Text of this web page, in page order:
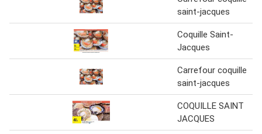
saint-jacques
Coquille Saint-
Jacques
Carrefour coquille
saint-jacques
COQUILLE SAINT
JACQUES